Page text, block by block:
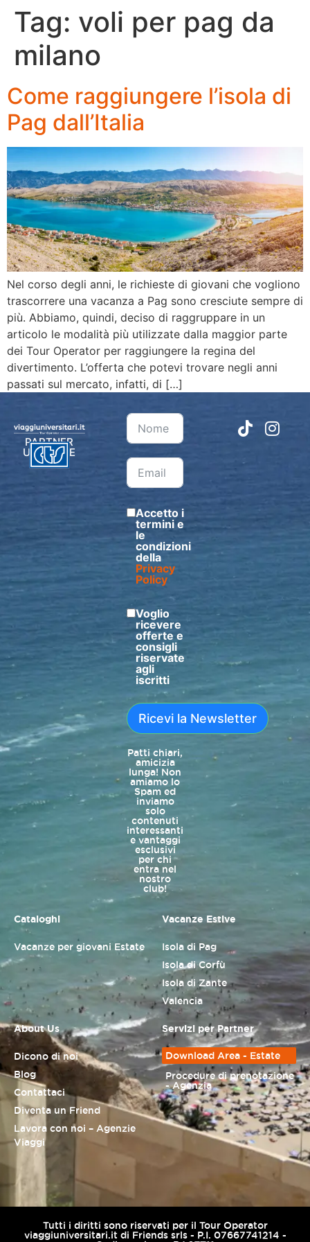
Tag: voli per pag da
milano
Come raggiungere l’isola di
Pag dall’Italia
Nel corso degli anni, le richieste di giovani che vogliono
trascorrere una vacanza a Pag sono cresciute sempre di
più. Abbiamo, quindi, deciso di raggruppare in un
articolo le modalità più utilizzate dalla maggior parte
dei Tour Operator per raggiungere la regina del
divertimento. L’offerta che potevi trovare negli anni
passati sul mercato, infatti, di […]
PARTNER
UFFICIALE
Accetto i
termini e
le
condizioni
della
Privacy
Policy
Voglio
ricevere
offerte e
consigli
riservate
agli
iscritti
Ricevi la Newsletter
Patti chiari,
amicizia
lunga! Non
amiamo lo
Spam ed
inviamo
solo
contenuti
interessanti
e vantaggi
esclusivi
per chi
entra nel
nostro
club!
Cataloghi
Vacanze per giovani Estate
Vacanze Estive
Isola di Pag
Isola di Corfù
Isola di Zante
Valencia
About Us
Dicono di noi
Blog
Contattaci
Diventa un Friend
Lavora con noi – Agenzie
Viaggi
Servizi per Partner
Download Area - Estate
Procedure di prenotazione
- Agenzia
Tutti i diritti sono riservati per il Tour Operator
viaggiuniversitari.it di Friends srls - P.I. 07667741214 -